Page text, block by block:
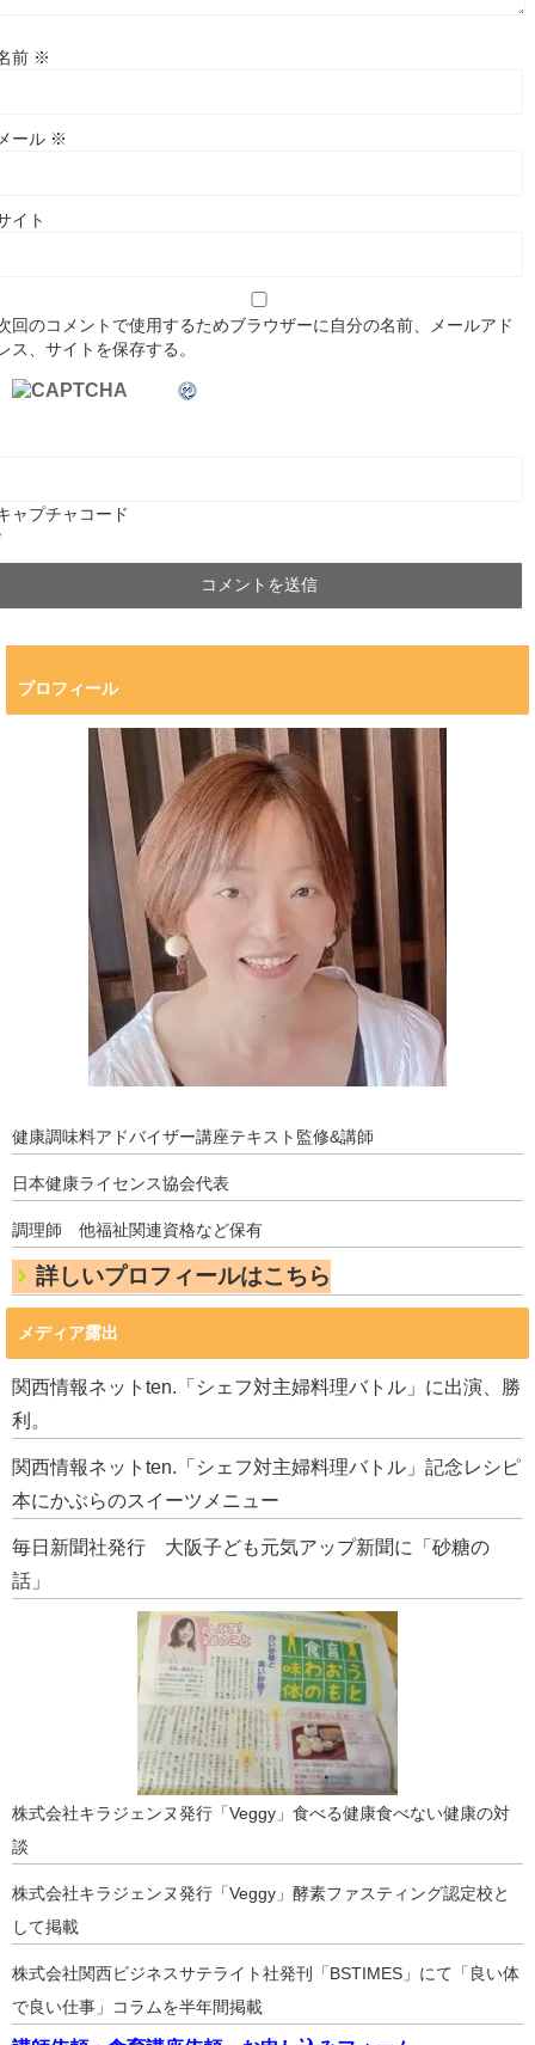
前 ※
ール ※
イト
回のコメントで使用するためブラウザーに自分の名前、メールアド
ス、サイトを保存する。
ャプチャコード
プロフィール
健康調味料アドバイザー講座テキスト監修&講師
日本健康ライセンス協会代表
調理師 他福祉関連資格など保有
詳しいプロフィールはこちら
メディア露出
関西情報ネットten.「シェフ対主婦料理バトル」に出演、勝
利。
関西情報ネットten.「シェフ対主婦料理バトル」記念レシピ
本にかぶらのスイーツメニュー
毎日新聞社発行 大阪子ども元気アップ新聞に「砂糖の
話」
株式会社キラジェンヌ発行「Veggy」食べる健康食べない健康の対
談
株式会社キラジェンヌ発行「Veggy」酵素ファスティング認定校と
して掲載
株式会社関西ビジネスサテライト社発刊「BSTIMES」にて「良い体
で良い仕事」コラムを半年間掲載